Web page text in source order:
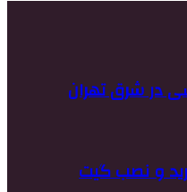
در شرق تهران
و نصب گیت